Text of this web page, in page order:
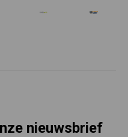
nieuwsbrief